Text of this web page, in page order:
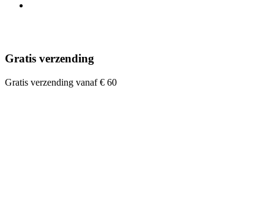
Gratis verzending
Gratis verzending vanaf € 60